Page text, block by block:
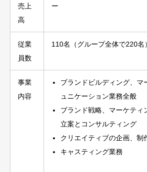
売上
高
ー
従業
員数
110名（グループ全体で220名）
事業
内容
ブランドビルディング、マ
ュニケーション業務全般
ブランド戦略、マーケティ
立案とコンサルティング
クリエイティブの企画、制
キャスティング業務